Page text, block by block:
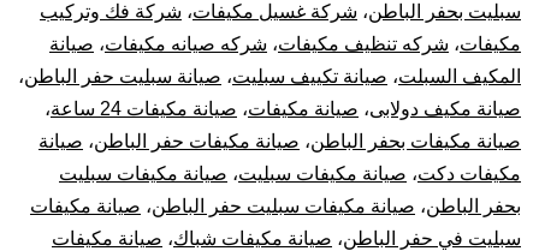
سبليت بحفر الباطن، شركة غسيل مكيفات، شركة فك وتركيب
مكيفات، شركه تنظيف مكيفات، شركه صيانه مكيفات، صيانة
المكيف السبلت، صيانة تكييف سبليت، صيانة سبليت حفر الباطن،
صيانة مكيف دولابى، صيانة مكيفات، صيانة مكيفات 24 ساعة
،
صيانة مكيفات بحفر الباطن، صيانة مكيفات حفر الباطن، صيانة
مكيفات دكت، صيانة مكيفات سبليت، صيانة مكيفات سبليت
بحفر الباطن، صيانة مكيفات سبليت حفر الباطن، صيانة مكيفات
سبليت في حفر الباطن، صيانة مكيفات شباك، صيانة مكيفات